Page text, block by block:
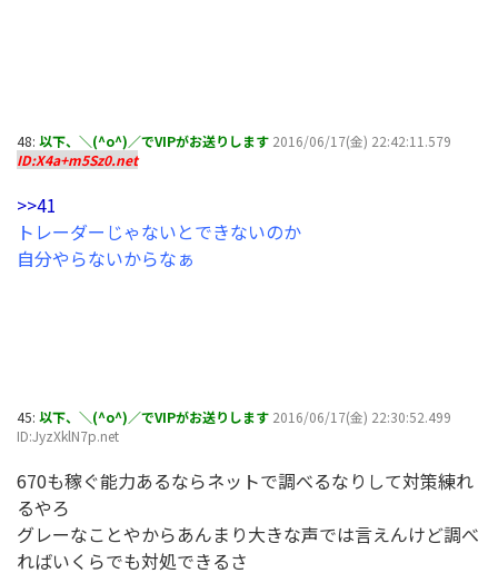
48: 以下、＼(^o^)／でVIPがお送りします 2016/06/17(金) 22:42:11.579
ID:X4a+m5Sz0.net
>>41
トレーダーじゃないとできないのか
自分やらないからなぁ
45: 以下、＼(^o^)／でVIPがお送りします 2016/06/17(金) 22:30:52.499
ID:JyzXklN7p.net
670も稼ぐ能力あるならネットで調べるなりして対策練れ
るやろ
グレーなことやからあんまり大きな声では言えんけど調べ
ればいくらでも対処できるさ